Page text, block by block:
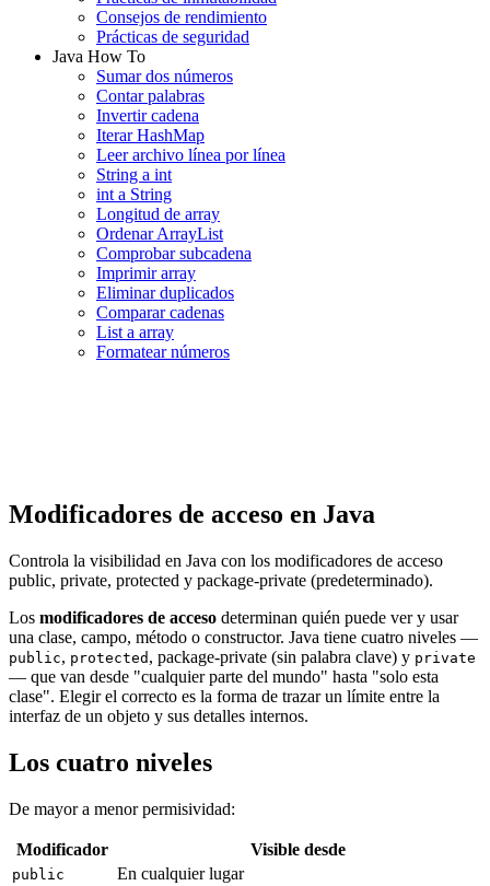
Consejos de rendimiento
Prácticas de seguridad
Java How To
Sumar dos números
Contar palabras
Invertir cadena
Iterar HashMap
Leer archivo línea por línea
String a int
int a String
Longitud de array
Ordenar ArrayList
Comprobar subcadena
Imprimir array
Eliminar duplicados
Comparar cadenas
List a array
Formatear números
Modificadores de acceso en Java
Controla la visibilidad en Java con los modificadores de acceso
public, private, protected y package-private (predeterminado).
Los modificadores de acceso determinan quién puede ver y usar
una clase, campo, método o constructor. Java tiene cuatro niveles —
public, protected , package-private (sin palabra clave) y private
— que van desde "cualquier parte del mundo" hasta "solo esta
clase". Elegir el correcto es la forma de trazar un límite entre la
interfaz de un objeto y sus detalles internos.
Los cuatro niveles
De mayor a menor permisividad:
Modificador Visible desde
public En cualquier lugar